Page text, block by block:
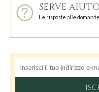
SERVE
Le risposte alle